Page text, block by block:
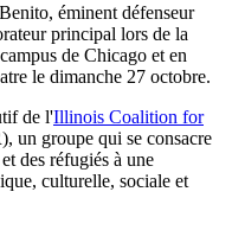
éminent défenseur
principal lors de la
campus de Chicago et en
le dimanche 27 octobre.
de l'Illinois Coalition for
un groupe qui se consacre
des réfugiés à une
culturelle, sociale et